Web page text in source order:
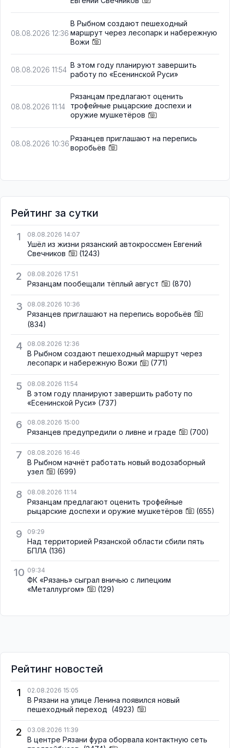
08.08.2026 12:36
В Рыбном создают пешеходный
маршрут через лесопарк и набережную
Вожи
08.08.2026 11:54
В этом году планируют завершить
работу по «Есенинской Руси»
08.08.2026 11:14
Рязанцам предлагают оценить
трофейные рыцарские доспехи и
оружие мушкетёров
08.08.2026 10:36
Рязанцев приглашают на перепись
воробьёв
Рейтинг за сутки
1
08.08.2026 14:07
Ушёл из жизни рязанский автокроссмен Евгений
Свечников
(1243)
2 08.08.2026 17:51
Рязанцам пообещали тёплый август (870)
3 08.08.2026 10:36
Рязанцев приглашают на перепись воробьёв
(834)
4 08.08.2026 12:36
В Рыбном создают пешеходный маршрут через
лесопарк и набережную Вожи
(771)
5 08.08.2026 11:54
В этом году планируют завершить работу по
«Есенинской Руси» (737)
6 08.08.2026 15:00
Рязанцев предупредили о ливне и граде (700)
7 08.08.2026 16:46
В Рыбном начнёт работать новый водозаборный
узел
(699)
8 08.08.2026 11:14
Рязанцам предлагают оценить трофейные
рыцарские доспехи и оружие мушкетёров
(655)
9 09:29
Над территорией Рязанской области сбили пять
БПЛА (136)
10 09:34
ФК «Рязань» сыграл вничью с липецким
«Металлургом»
(129)
Рейтинг новостей
1
02.08.2026 15:05
В Рязани на улице Ленина появился новый
пешеходный переход (4923)
2 03.08.2026 11:39
В центре Рязани фура оборвала контактную сеть